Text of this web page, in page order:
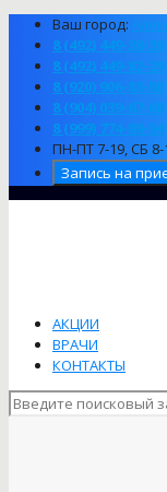
Ваш город:
8 (492) 449-38-39
8 (492) 449-82-29
8 (920) 906-83-80
8 (904) 039-67-68
8 (999) 774-89-94
ПН-ПТ 7-19, СБ 8-
Запись на
АКЦИИ
ВРАЧИ
КОНТАКТЫ